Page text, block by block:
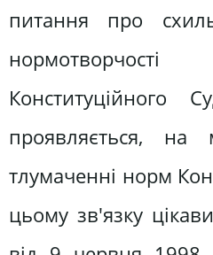
питання про
Конституційного
проявляється,
тлумаченні норм
цьому зв'язку